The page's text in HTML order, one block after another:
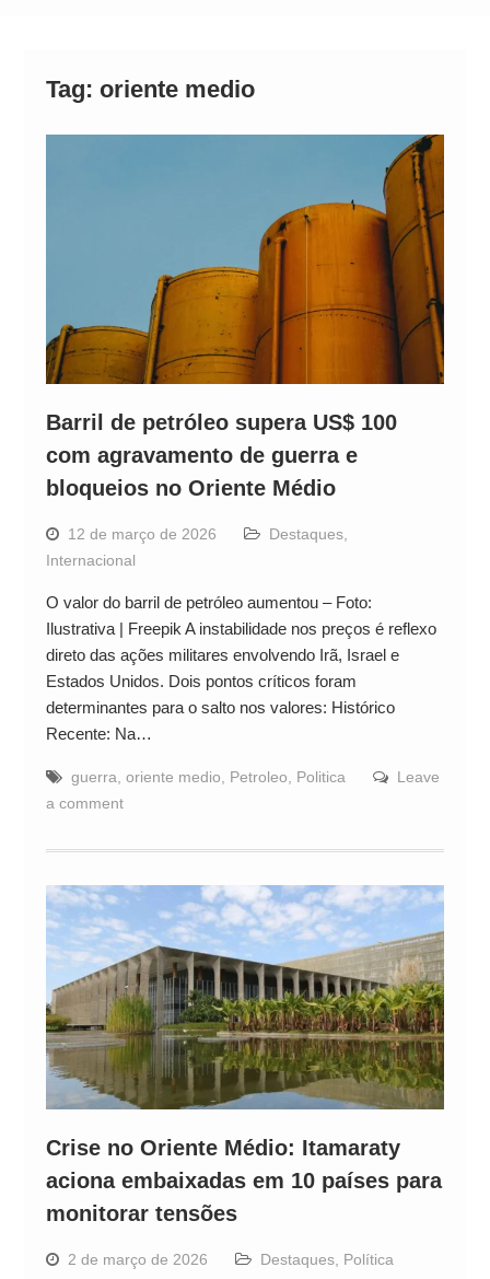
Tag: oriente medio
Barril de petróleo supera US$ 100
com agravamento de guerra e
bloqueios no Oriente Médio
12 de março de 2026 Destaques,
Internacional
O valor do barril de petróleo aumentou – Foto:
Ilustrativa | Freepik A instabilidade nos preços é reflexo
direto das ações militares envolvendo Irã, Israel e
Estados Unidos. Dois pontos críticos foram
determinantes para o salto nos valores: Histórico
Recente: Na…
guerra oriente medio Petroleo Politica
Leave
a comment
Crise no Oriente Médio: Itamaraty
aciona embaixadas em 10 países para
monitorar tensões
2 de março de 2026 Destaques, Política